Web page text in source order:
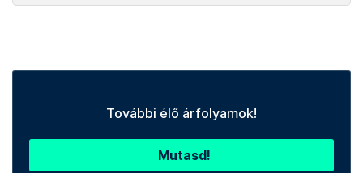
További élő árfolyamok!
Mutasd!